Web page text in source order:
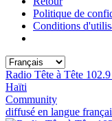
Politique de
Conditions
Radio Tête à Tête
Haïti
Community
diffusé en langue